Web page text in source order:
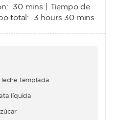
30 mins | Tiempo de
total: 3 hours 30 mins
templada
líquida